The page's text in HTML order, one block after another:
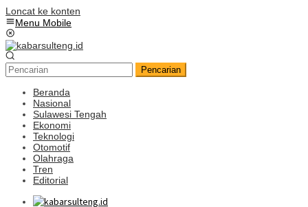
Loncat ke konten
Menu Mobile
Pencarian
Beranda
Nasional
Sulawesi Tengah
Ekonomi
Teknologi
Otomotif
Olahraga
Tren
Editorial